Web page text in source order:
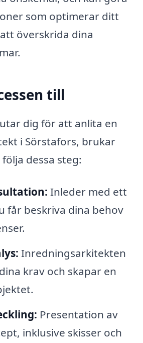
som optimerar ditt
överskrida dina
till
dig för att anlita en
i Sörstafors, brukar
dessa steg:
Inleder med ett
får beskriva dina behov
Inredningsarkitekten
krav och skapar en
Presentation av
inklusive skisser och